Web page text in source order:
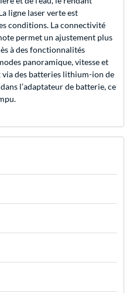
ligne laser verte est
conditions. La connectivité
permet un ajustement plus
à des fonctionnalités
panoramique, vitesse et
via des batteries lithium-ion de
l’adaptateur de batterie, ce